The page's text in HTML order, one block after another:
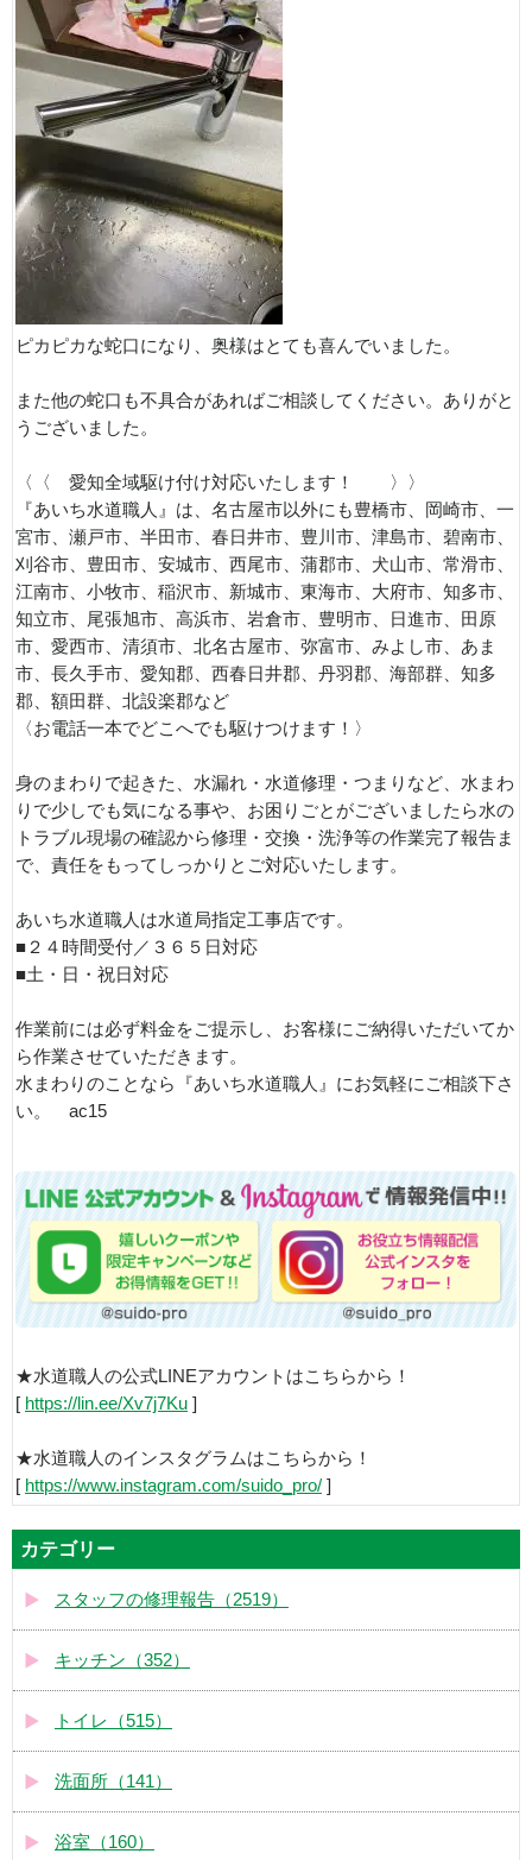
ピカピカな蛇口になり、奥様はとても喜んでいました。
また他の蛇口も不具合があればご相談してください。ありがと
うございました。
〈〈 愛知全域駆け付け対応いたします！ 〉〉
『あいち水道職人』は、名古屋市以外にも豊橋市、岡崎市、一
宮市、瀬戸市、半田市、春日井市、豊川市、津島市、碧南市、
刈谷市、豊田市、安城市、西尾市、蒲郡市、犬山市、常滑市、
江南市、小牧市、稲沢市、新城市、東海市、大府市、知多市、
知立市、尾張旭市、高浜市、岩倉市、豊明市、日進市、田原
市、愛西市、清須市、北名古屋市、弥富市、みよし市、あま
市、長久手市、愛知郡、西春日井郡、丹羽郡、海部群、知多
郡、額田群、北設楽郡など
〈お電話一本でどこへでも駆けつけます！〉
身のまわりで起きた、水漏れ・水道修理・つまりなど、水まわ
りで少しでも気になる事や、お困りごとがございましたら水の
トラブル現場の確認から修理・交換・洗浄等の作業完了報告ま
で、責任をもってしっかりとご対応いたします。
あいち水道職人は水道局指定工事店です。
■２４時間受付／３６５日対応
■土・日・祝日対応
作業前には必ず料金をご提示し、お客様にご納得いただいてか
ら作業させていただきます。
水まわりのことなら『あいち水道職人』にお気軽にご相談下さ
い。 ac15
★水道職人の公式LINEアカウントはこちらから！
[ https://lin.ee/Xv7j7Ku ]
★水道職人のインスタグラムはこちらから！
[ https://www.instagram.com/suido_pro/ ]
カテゴリー
スタッフの修理報告（2519）
キッチン（352）
トイレ（515）
洗面所（141）
浴室（160）